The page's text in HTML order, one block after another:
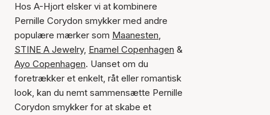
Hos A-Hjort elsker vi at kombinere
Pernille Corydon smykker med andre
populære mærker som Maanesten,
STINE A Jewelry, Enamel Copenhagen &
Ayo Copenhagen. Uanset om du
foretrækker et enkelt, råt eller romantisk
look, kan du nemt sammensætte Pernille
Corydon smykker for at skabe et